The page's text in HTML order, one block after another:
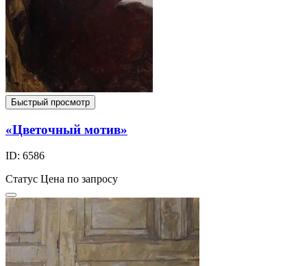
Быстрый просмотр
«Цветочный мотив»
ID: 6586
Статус Цена по запросу